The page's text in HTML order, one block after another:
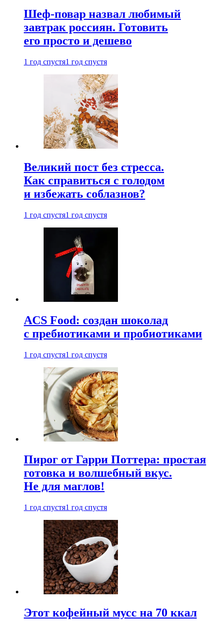
Шеф-повар назвал любимый
завтрак россиян. Готовить
его просто и дешево
1 год спустя1 год спустя
Великий пост без стресса.
Как справиться с голодом
и избежать соблазнов?
1 год спустя1 год спустя
ACS Food: создан шоколад
с пребиотиками и пробиотиками
1 год спустя1 год спустя
Пирог от Гарри Поттера: простая
готовка и волшебный вкус.
Не для маглов!
1 год спустя1 год спустя
Этот кофейный мусс на 70 ккал